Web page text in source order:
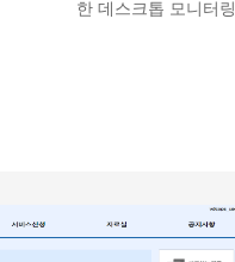
한 데스크톱 모니터링